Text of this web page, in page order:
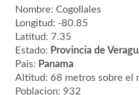
Nombre: Cogollales
Longitud: -80.85
Latitud: 7.35
Estado: Provincia de
Pais: Panama
Altitud: 68 metros sobre el
Poblacion: 932